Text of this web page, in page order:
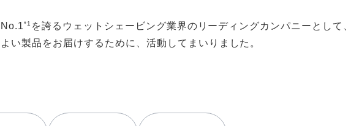
No.1*1 を誇るウェットシェービング業界のリーディングカンパニーとして、
い製品をお届けするために、活動してまいりました。